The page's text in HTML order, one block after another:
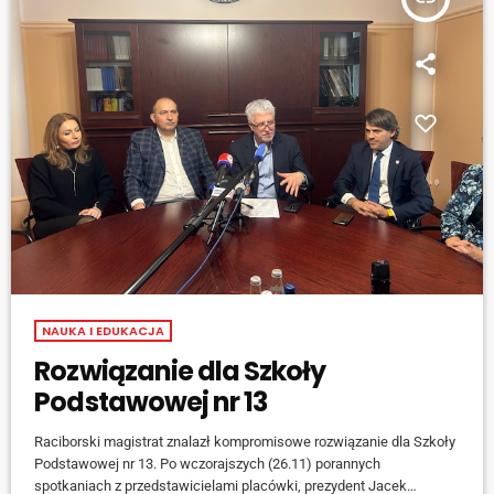
NAUKA I EDUKACJA
Rozwiązanie dla Szkoły
Podstawowej nr 13
Raciborski magistrat znalazł kompromisowe rozwiązanie dla Szkoły
Podstawowej nr 13. Po wczorajszych (26.11) porannych
spotkaniach z przedstawicielami placówki, prezydent Jacek